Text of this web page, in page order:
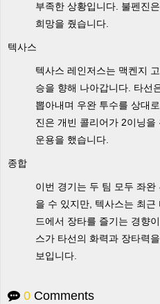
부족한 상황입니다. 불펜진
희망을 줬습니다.
텍사스
텍사스 레인저스는 맥켄지
승을 향해 나아갑니다. 타선
뽑아내며 우완 투수를 상대
진은 개빈 콜리어가 2이닝
운용을 했습니다.
종합
이번 경기는 두 팀 모두 좌
을 수 있지만, 텍사스는 최
드에서 장타를 즐기는 경향
스가 타선의 화력과 장타력
보입니다.
0 Comments